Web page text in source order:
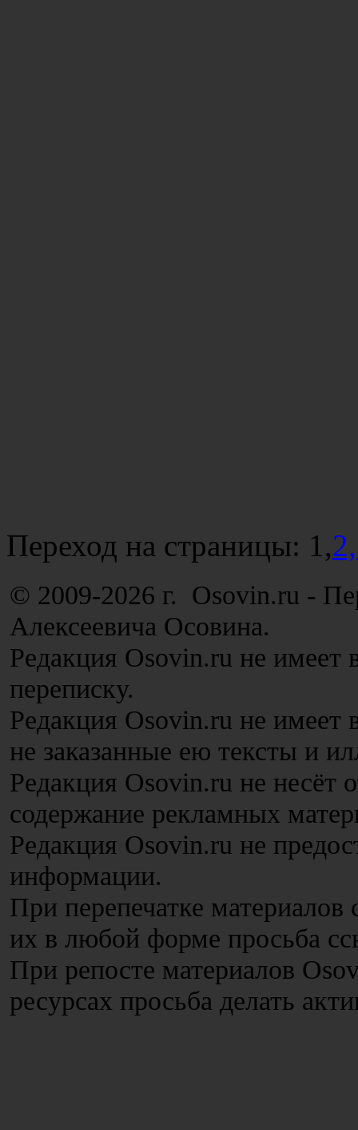
Переход на страницы: 1,2,
© 2009-2026 г. Osovin.ru -
Алексеевича Осовина.
Редакция Osovin.ru не имеет
переписку.
Редакция Osovin.ru не имеет
не заказанные ею тексты и
Редакция Osovin.ru не несёт
содержание рекламных
Редакция Osovin.ru не
информации.
При перепечатке
их в любой форме просьба
При репосте материалов
ресурсах просьба делать